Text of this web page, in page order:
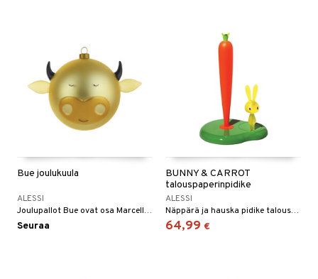
Bue joulukuula
ALESSI
Joulupallot Bue ovat osa Marcello Jorin suunnittelemaa Le Palle Presepe -projektia.
Seuraa
BUNNY & CARROT
talouspaperinpidike
ALESSI
Näppärä ja hauska pidike talouspaperille. Porkkana ja kani pitävät paperin tehokkaasti paikoillaan. Pidikettä saatavana monissa eri väreissä.
64,99 €